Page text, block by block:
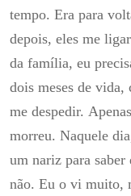
tempo. Era para
depois, eles me
da família, eu
dois meses de vida,
me despedir.
morreu. Naquele
um nariz para
não. Eu o vi muito,